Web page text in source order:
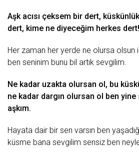
Aşk acısı çeksem bir dert,
dert, kime ne diyeceğim herkes dert!
Her zaman her yerde ne olursa olsun
ben seninim bunu bil artık sevgilim.
Ne kadar uzakta olursan ol, bu
ne kadar dargın olursan ol ben
aşkım.
Hayata dair bir sen varsın ben
küsme bana sevgilim sensiz ben